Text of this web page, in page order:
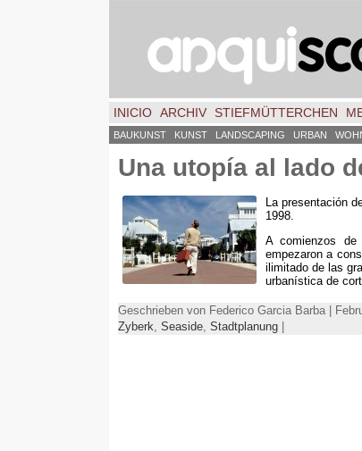
INICIO ARCHIV STIEFMÜTTERCHEN
BAUKUNST KUNST LANDSCAPING URBAN
Una utopía al lado
La presentación
1998.
A comienzos
empezaron a
ilimitado de las
urbanística de
Geschrieben von Federico Garcia Barba |
Zyberk, Seaside, Stadtplanung